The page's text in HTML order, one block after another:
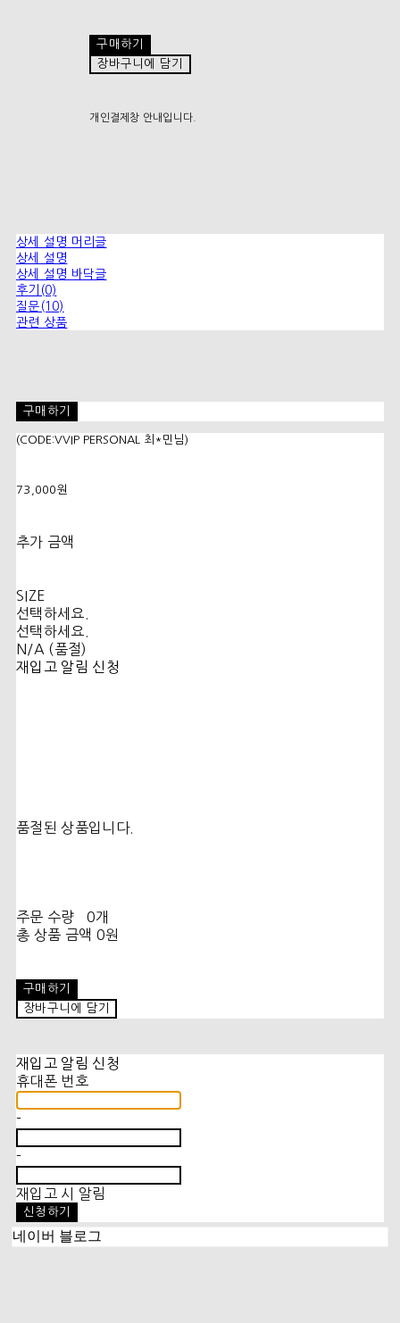
구매하기
장바구니에 담기
개인결제창 안내입니다.
상세 설명 머리글
상세 설명
상세 설명 바닥글
후기(0)
질문(10)
관련 상품
구매하기
(CODE:VVIP PERSONAL 최*민님)
73,000원
추가 금액
SIZE
선택하세요.
선택하세요.
N/A (품절)
재입고 알림 신청
품절된 상품입니다.
주문 수량
0개
총 상품 금액 0원
구매하기
장바구니에 담기
재입고 알림 신청
휴대폰 번호
-
-
재입고 시 알림
신청하기
네이버 블로그